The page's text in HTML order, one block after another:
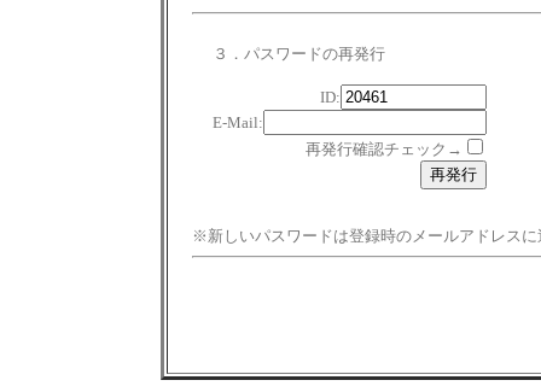
３．パスワードの再発行
ID:
E-Mail:
再発行確認チェック→
※新しいパスワードは登録時のメールアドレスに